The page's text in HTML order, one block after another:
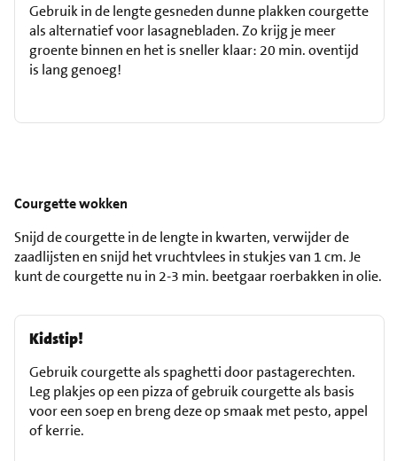
Gebruik in de lengte gesneden dunne plakken courgette
als alternatief voor lasagnebladen. Zo krijg je meer
groente binnen en het is sneller klaar: 20 min. oventijd
is lang genoeg!
Courgette wokken
Snijd de courgette in de lengte in kwarten, verwijder de
zaadlijsten en snijd het vruchtvlees in stukjes van 1 cm. Je
kunt de courgette nu in 2-3 min. beetgaar roerbakken in olie.
Kidstip!
Gebruik courgette als spaghetti door pastagerechten.
Leg plakjes op een pizza of gebruik courgette als basis
voor een soep en breng deze op smaak met pesto, appel
of kerrie.